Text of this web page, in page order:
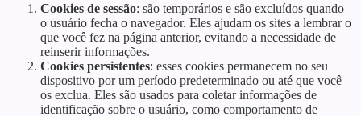
Cookies de sessão: são temporários e são excluídos quando
o usuário fecha o navegador. Eles ajudam os sites a lembrar o
que você fez na página anterior, evitando a necessidade de
reinserir informações.
Cookies persistentes: esses cookies permanecem no seu
dispositivo por um período predeterminado ou até que você
os exclua. Eles são usados para coletar informações de
identificação sobre o usuário, como comportamento de